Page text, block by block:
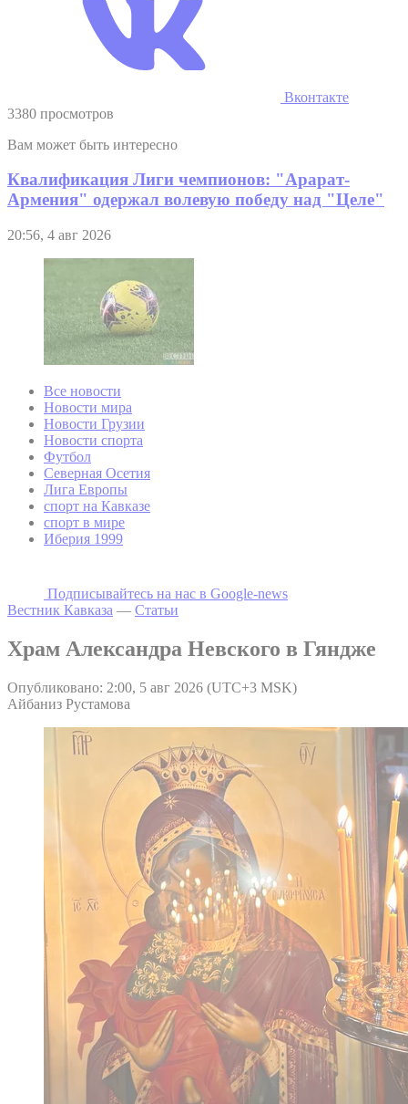
Вконтакте
3380 просмотров
Вам может быть интересно
Квалификация Лиги чемпионов: "Арарат-
Армения" одержал волевую победу над "Целе"
20:56, 4 авг 2026
Все новости
Новости мира
Новости Грузии
Новости спорта
Футбол
Северная Осетия
Лига Европы
спорт на Кавказе
спорт в мире
Иберия 1999
Подписывайтесь на наc в Google-news
Вестник Кавказа — Статьи
Храм Александра Невского в Гяндже
Опубликовано: 2:00, 5 авг 2026 (UTC+3 MSK)
Айбаниз Рустамова